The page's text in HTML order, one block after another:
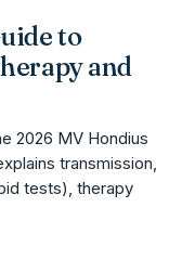
to
and
2026 MV Hondius
transmission,
tests), therapy